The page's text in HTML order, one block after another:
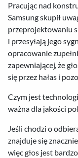
Pracując nad
Samsung skupił
przeprojektowaniu
i przesyłają jego
opracowanie
zapewniającej, że
się przez hałas i
Czym jest
ważna dla jakości
Jeśli chodzi o
znajduje się
więc głos jest